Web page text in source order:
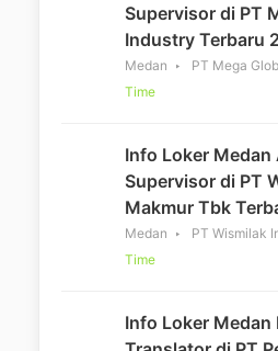
Supervisor di PT
Industry Terbaru
Medan PT Mega
Time
Info Loker Medan
Supervisor di PT
Makmur Tbk
Medan PT Wismilak
Time
Info Loker Medan